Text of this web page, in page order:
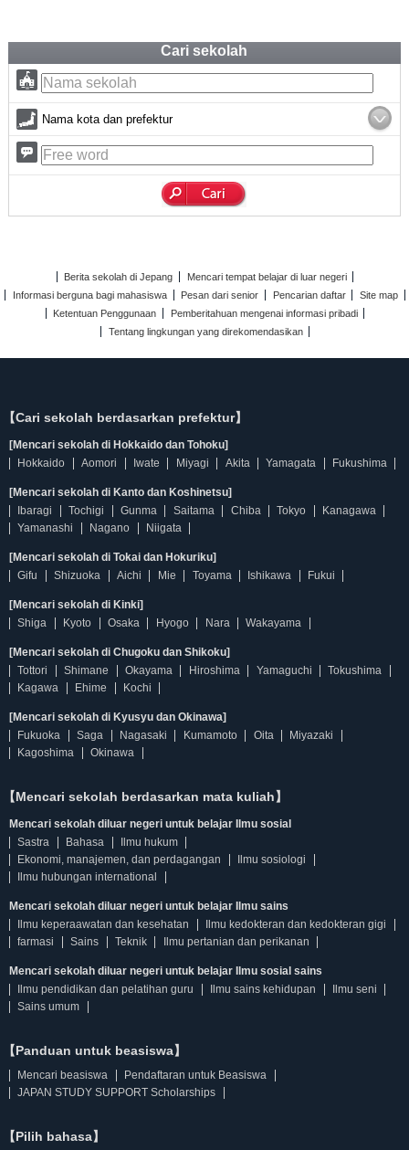
Cari sekolah
Nama kota dan prefektur
Berita sekolah di Jepang
Mencari tempat belajar di luar negeri
Informasi berguna bagi mahasiswa
Pesan dari senior Pencarian daftar
Site map
Ketentuan Penggunaan
Pemberitahuan mengenai informasi pribadi
Tentang lingkungan yang direkomendasikan
【Cari sekolah berdasarkan prefektur】
[Mencari sekolah di Hokkaido dan Tohoku]
Hokkaido
Aomori Iwate Miyagi Akita Yamagata Fukushima
[Mencari sekolah di Kanto dan Koshinetsu]
Ibaragi
Tochigi Gunma Saitama Chiba Tokyo
Kanagawa
Yamanashi
Nagano Niigata
[Mencari sekolah di Tokai dan Hokuriku]
Gifu
Shizuoka Aichi Mie Toyama Ishikawa Fukui
[Mencari sekolah di Kinki]
Shiga
Kyoto Osaka Hyogo Nara Wakayama
[Mencari sekolah di Chugoku dan Shikoku]
Tottori
Shimane Okayama Hiroshima Yamaguchi
Tokushima
Kagawa
Ehime Kochi
[Mencari sekolah di Kyusyu dan Okinawa]
Fukuoka
Saga Nagasaki Kumamoto Oita
Miyazaki
Kagoshima
Okinawa
【Mencari sekolah berdasarkan mata kuliah】
Mencari sekolah diluar negeri untuk belajar Ilmu sosial
Sastra
Bahasa
Ilmu hukum
Ekonomi, manajemen, dan perdagangan
Ilmu sosiologi
Ilmu hubungan international
Mencari sekolah diluar negeri untuk belajar Ilmu sains
Ilmu keperaawatan dan kesehatan
Ilmu kedokteran dan kedokteran gigi
farmasi
Sains Teknik Ilmu pertanian dan perikanan
Mencari sekolah diluar negeri untuk belajar Ilmu sosial sains
Ilmu pendidikan dan pelatihan guru
Ilmu sains kehidupan
Ilmu seni
Sains umum
【Panduan untuk beasiswa】
Mencari beasiswa
Pendaftaran untuk Beasiswa
JAPAN STUDY SUPPORT Scholarships
【Pilih bahasa】